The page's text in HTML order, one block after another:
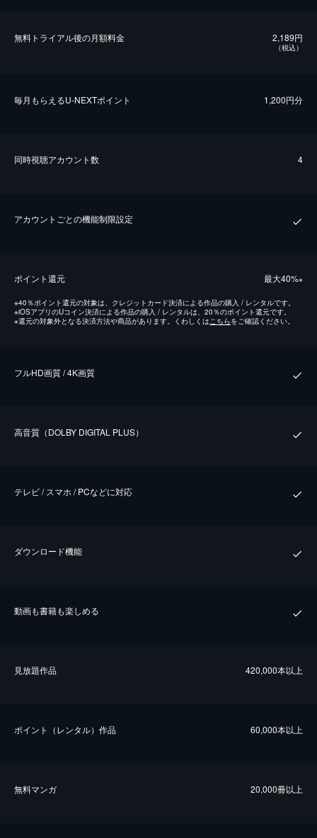
無料トライアル後の⽉額料金 2,189円
（税込）
毎⽉もらえるU-NEXTポイント 1,200円分
同時視聴アカウント数 4
アカウントごとの機能制限設定
ポイント還元 最⼤40%※
※40％ポイント還元の対象は、クレジットカード決済による作品の購入 / レンタルです。
※iOSアプリのUコイン決済による作品の購入 / レンタルは、20％のポイント還元です。
※還元の対象外となる決済方法や商品があります。くわしくは こちらをご確認ください。
フルHD画質 / 4K画質
⾼⾳質（DOLBY DIGITAL PLUS）
テレビ / スマホ / PCなどに対応
ダウンロード機能
動画も書籍も楽しめる
⾒放題作品 420,000本以上
ポイント（レンタル）作品 60,000本以上
無料マンガ 20,000冊以上